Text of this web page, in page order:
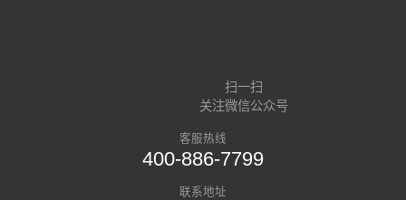
扫一扫
关注微信公众号
客服热线
400-886-7799
联系地址